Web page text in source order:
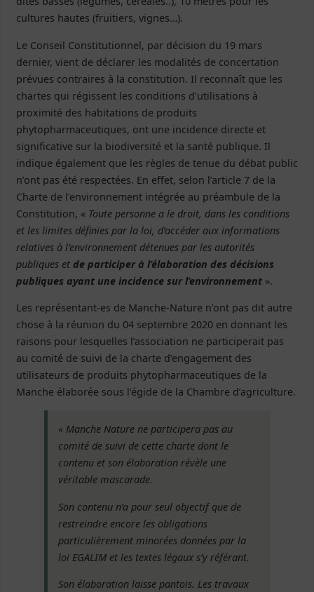
cultures hautes (fruitiers, vignes…).
Le Conseil Constitutionnel, par décision du 19 mars
dernier, vient de déclarer les modalités de concertation
prévues contraires à la constitution. Il reconnaît que les
chartes qui régissent les conditions d’utilisations à
proximité des habitations de produits
phytopharmaceutiques, ont une incidence directe et
significative sur la biodiversité et la santé publique. Il
indique également que les règles de tenue du débat public
n’ont pas été respectées. En effet, selon l’article 7 de la
Charte de l’environnement intégrée au préambule de la
Constitution, « Toute personne a le droit, dans les conditions
et les limites définies par la loi, d’accéder aux informations
relatives à l’environnement détenues par les autorités
publiques et de participer à l’élaboration des décisions
publiques ayant une incidence sur l’environnement ».
Les représentant-es de Manche-Nature n’ont pas dit autre
chose à la réunion du 04 septembre 2020 en donnant les
raisons pour lesquelles l’association ne participerait pas
au comité de suivi de la charte d’engagement des
utilisateurs de produits phytopharmaceutiques de la
Manche élaborée sous l’égide de la Chambre d’agriculture.
« Manche Nature ne participera pas au
comité de suivi de cette charte dont le
contenu et son élaboration révèle une
véritable mascarade.
Son contenu n’a pour seul objectif que de
restreindre encore les obligations
particulièrement minorées données par la
loi EGALIM et les textes légaux s’y référant.
Son élaboration laisse pantois. Les travaux